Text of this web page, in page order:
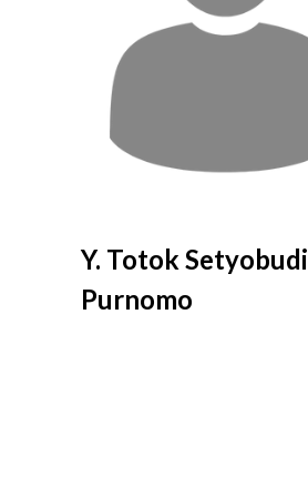
Y. Totok Setyobudi
Purnomo